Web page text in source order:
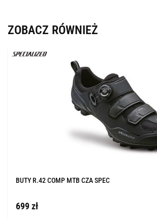
ZOBACZ RÓWNIEŻ
BUTY R.42 COMP MTB CZA SPEC
699 zł